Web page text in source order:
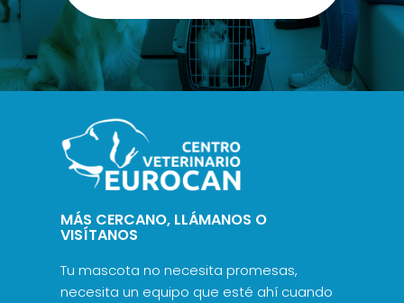
MÁS CERCANO, LLÁMANOS O
VISÍTANOS
Tu mascota no necesita promesas,
necesita un equipo que esté ahí cuando